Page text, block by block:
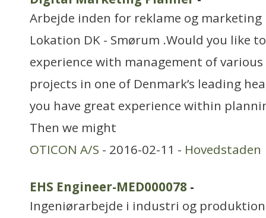
Arbejde inden for reklame og marketing
Lokation DK - Smørum .Would you like
experience with management of
projects in one of Denmark’s leading
you have great experience within
Then we might
OTICON A/S - 2016-02-11 - Hovedstaden
EHS Engineer-MED000078 -
Ingeniørarbejde i industri og produktion